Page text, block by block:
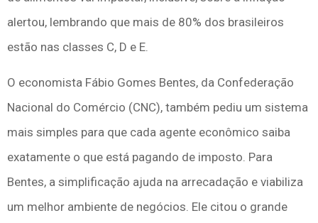
alertou, lembrando que mais de 80% dos brasileiros
estão nas classes C, D e E.
O economista Fábio Gomes Bentes, da Confederação
Nacional do Comércio (CNC), também pediu um sistema
mais simples para que cada agente econômico saiba
exatamente o que está pagando de imposto. Para
Bentes, a simplificação ajuda na arrecadação e viabiliza
um melhor ambiente de negócios. Ele citou o grande